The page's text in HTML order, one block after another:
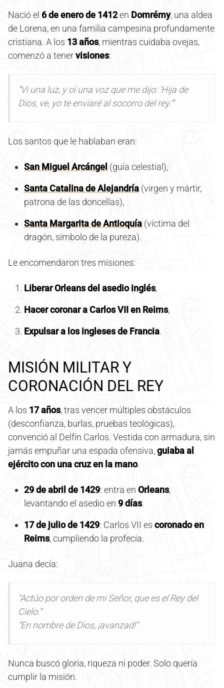
Nació el 6 de enero de 1412en Domrémy, una aldea
de Lorena, en una familia campesina profundamente
cristiana. A los 13 años, mientras cuidaba ovejas,
comenzó a tenervisiones:
“Vi una luz, y oí una voz que me dijo: ‘Hija de
Dios, ve, yo te enviaré al socorro del rey.’”
Los santos que le hablaban eran:
San Miguel Arcángel (guía celestial),
Santa Catalina de Alejandría (virgen y mártir,
patrona de las doncellas),
Santa Margarita de Antioquía (víctima del
dragón, símbolo de la pureza).
Le encomendaron tres misiones:
Liberar Orleans del asedio inglés,
Hacer coronar a Carlos VII en Reims,
Expulsar a los ingleses de Francia.
MISIÓN MILITAR Y
CORONACIÓN DEL REY
A los 17 años, tras vencer múltiples obstáculos
(desconfianza, burlas, pruebas teológicas),
convenció al Delfín Carlos. Vestida con armadura, sin
jamás empuñar una espada ofensiva,guiaba al
ejército con una cruz en la mano.
29 de abril de 1429: entra en Orleans,
levantando el asedio en 9 días.
17 de julio de 1429: Carlos VII es coronado en
Reims, cumpliendo la profecía.
Juana decía:
“Actúo por orden de mi Señor, que es el Rey del
Cielo.”
“En nombre de Dios, ¡avanzad!”
Nunca buscó gloria, riqueza ni poder. Solo quería
cumplir la misión.